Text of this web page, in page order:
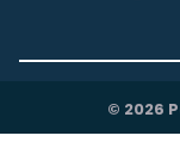
© 2026